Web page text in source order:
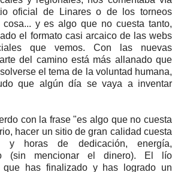
oficial de Linares o de los torneos
y es algo que no cuesta tanto,
el formato casi arcaico de las webs
que vemos. Con las nuevas
del camino está más allanado que
el tema de la voluntad humana,
que algún día se vaya a inventar
con la frase "es algo que no cuesta
hacer un sitio de gran calidad cuesta
y horas de dedicación, energía,
(sin mencionar el dinero). El lío
que has finalizado y has logrado un